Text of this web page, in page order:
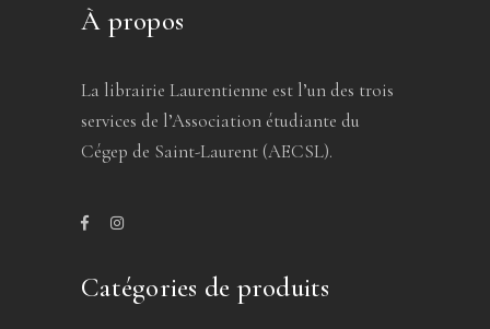
À propos
La librairie Laurentienne est l’un des trois
services de l’Association étudiante du
Cégep de Saint-Laurent (AECSL).
Catégories de produits